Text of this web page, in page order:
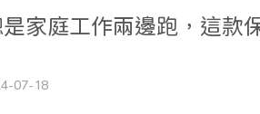
家庭工作兩邊跑，這款
07-18